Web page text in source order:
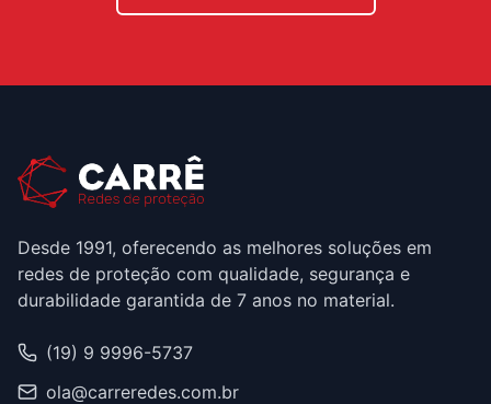
Desde 1991, oferecendo as melhores soluções em
redes de proteção com qualidade, segurança e
durabilidade garantida de 7 anos no material.
(19) 9 9996-5737
ola@carreredes.com.br